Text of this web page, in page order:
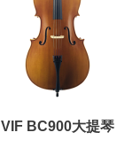
VIF BC900大提琴